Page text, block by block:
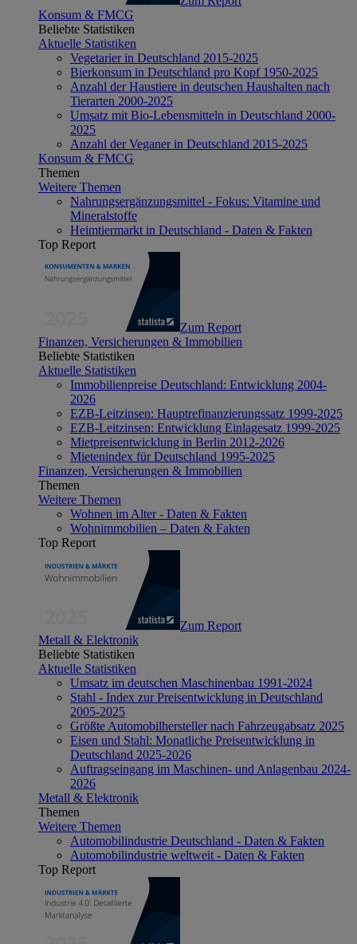
Konsum & FMCG
Beliebte Statistiken
Aktuelle Statistiken
Vegetarier in Deutschland 2015-2025
Bierkonsum in Deutschland pro Kopf 1950-2025
Anzahl der Haustiere in deutschen Haushalten nach
Tierarten 2000-2025
Umsatz mit Bio-Lebensmitteln in Deutschland 2000-
2025
Anzahl der Veganer in Deutschland 2015-2025
Konsum & FMCG
Themen
Weitere Themen
Nahrungsergänzungsmittel - Fokus: Vitamine und
Mineralstoffe
Heimtiermarkt in Deutschland - Daten & Fakten
Top Report
Zum Report
Finanzen, Versicherungen & Immobilien
Beliebte Statistiken
Aktuelle Statistiken
Immobilienpreise Deutschland: Entwicklung 2004-
2026
EZB-Leitzinsen: Hauptrefinanzierungssatz 1999-2025
EZB-Leitzinsen: Entwicklung Einlagesatz 1999-2025
Mietpreisentwicklung in Berlin 2012-2026
Mietenindex für Deutschland 1995-2025
Finanzen, Versicherungen & Immobilien
Themen
Weitere Themen
Wohnen im Alter - Daten & Fakten
Wohnimmobilien – Daten & Fakten
Top Report
Zum Report
Metall & Elektronik
Beliebte Statistiken
Aktuelle Statistiken
Umsatz im deutschen Maschinenbau 1991-2024
Stahl - Index zur Preisentwicklung in Deutschland
2005-2025
Größte Automobilhersteller nach Fahrzeugabsatz 2025
Eisen und Stahl: Monatliche Preisentwicklung in
Deutschland 2025-2026
Auftragseingang im Maschinen- und Anlagenbau 2024-
2026
Metall & Elektronik
Themen
Weitere Themen
Automobilindustrie Deutschland - Daten & Fakten
Automobilindustrie weltweit - Daten & Fakten
Top Report